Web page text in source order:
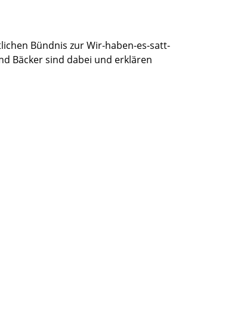
Bündnis zur Wir-haben-es-satt-
Bäcker sind dabei und erklären